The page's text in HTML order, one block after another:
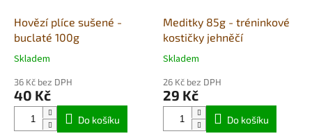
Hovězí plíce sušené -
buclaté 100g
Průměrné
produktu
je
Skladem
36 Kč bez DPH
40 Kč
Do košíku
Meditky 85g - tréninkové
kostičky jehněčí
Průměrné
produktu
je
Skladem
26 Kč bez DPH
29 Kč
Do košíku